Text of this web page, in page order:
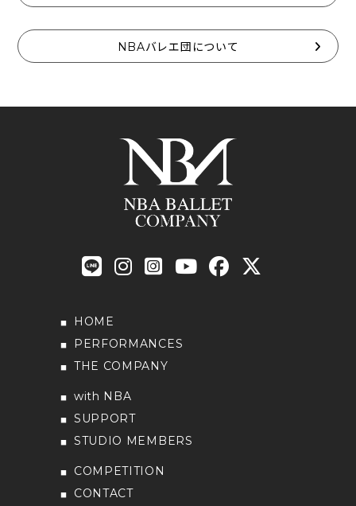
NBAバレエ団について
HOME
PERFORMANCES
THE COMPANY
with NBA
SUPPORT
STUDIO MEMBERS
COMPETITION
CONTACT